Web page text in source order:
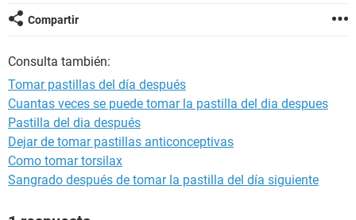
Compartir
Consulta también:
Tomar pastillas del día después
Cuantas veces se puede tomar la pastilla del dia despues
Pastilla del dia después
Dejar de tomar pastillas anticonceptivas
Como tomar torsilax
Sangrado después de tomar la pastilla del día siguiente